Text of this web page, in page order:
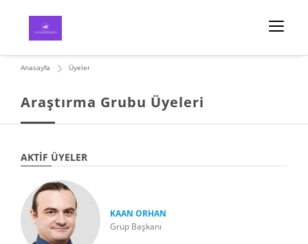
Araştırma Grubu Üyeleri
Anasayfa Üyeler
AKTIF ÜYELER
KAAN ORHAN
Grup Başkanı